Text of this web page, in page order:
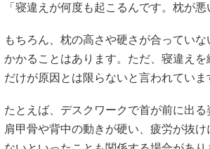
「寝違えが何度も起こるんです。枕が悪
もちろん、枕の高さや硬さが合ってい
かかることはあります。ただ、寝違え
だけが原因とは限らないと言われていま
たとえば、デスクワークで首が前に出る
肩甲骨や背中の動きが硬い、疲労が抜